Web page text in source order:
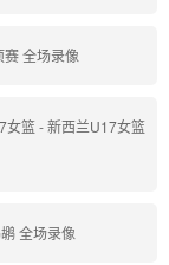
全场录像
篮 - 新西兰U17女篮
全场录像